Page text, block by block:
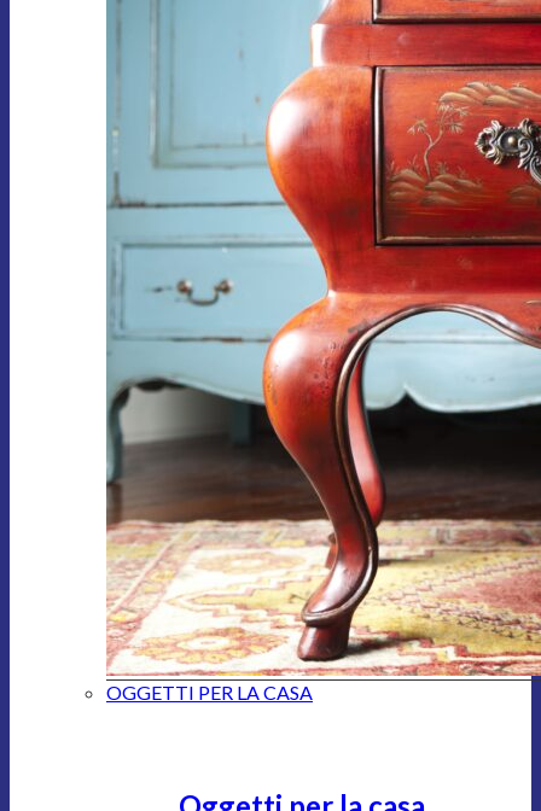
OGGETTI PER LA CASA